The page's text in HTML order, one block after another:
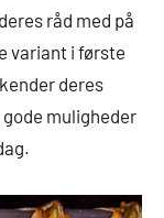
råd med på
variant i første
deres
muligheder